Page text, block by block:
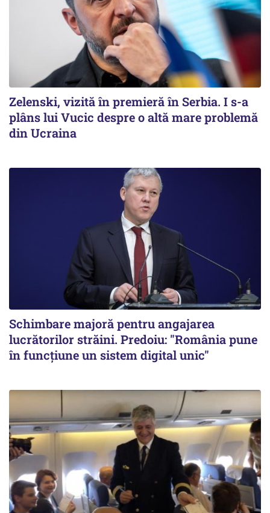
Zelenski, vizită în premieră în Serbia. I s-a
plâns lui Vucic despre o altă mare problemă
din Ucraina
Schimbare majoră pentru angajarea
lucrătorilor străini. Predoiu: "România pune
în funcțiune un sistem digital unic"